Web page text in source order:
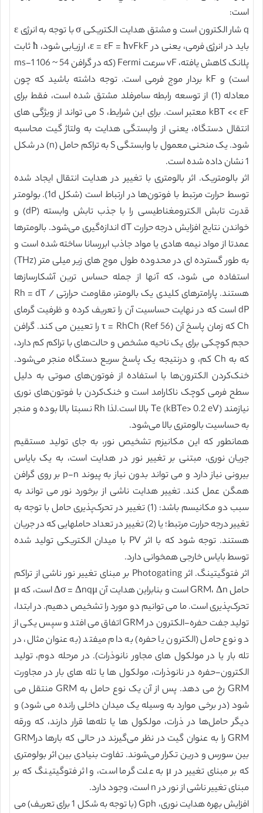
است:
q شار الکترون است و مشتق هدایت الکتریکی σ با توجه به انرژی ε
باید در انرژی فرمی، یعنی در ε = εF = ħvFkF، ارزیابی شود، ħ ثابت
پلانک کاهش یافته، vF سرعت Fermi (که در گرافن 54 ~ 106 ms-1
است) و kF بردار موج فرمی است. توجه داشته باشید که چون
معادله (1) از توسعه رابطه سامرفلد مشتق شده است، فقط برای
kBT << εF معتبر است. برای این شرایط، S می تواند از ویژگی های
انتقال دستگاه، یعنی از وابستگی هدایت به ولتاژ گیت محاسبه
شود. یک منحنی معمول با وابستگی S به تراکم حامل (n) در شکل
1 نشان داده شده است.
اثر بالومتریک. اثر بالومتری با تغییر در هدایت انتقال ایجاد شده
توسط حرارت مرتبط با فوتون‌ها در ارتباط است (شکل 1d). بولومتر
قدرت تابش الکترومغناطیسی را با جذب تابش وابسته (dP) و
خواندن نتایج افزایش درجه حرارت dT اندازه‌گیری می‌شود. بالومترها
عمدتا از مواد نیمه هادی یا مواد جاذب ابررسانا ساخته شده است و
به طور گسترده ای در محدوده طول موج های زیر میلی متر (THz)
استفاده می شود، که آنها از جمله حساس ترین آشکارسازها
هستند. پارامترهای کلیدی یک بالومتر، مقاومت حرارتی Rh = dT /
dP است که در نهایت حساسیت آن را تعریف کرده و ظرفیت گرمای
Ch که زمان پاسخ آن τ = RhCh (Ref 56) را تعیین می کند. گرافن
حجم کوچکی برای یک ناحیه مشخص و حالت‌های با تراکم کم دارد،
که به Ch کم، و درنتیجه یک پاسخ سریع دستگاه منجر می‌شود.
خنک‌کردن الکترون‌ها با استفاده از فوتون‌های صوتی به دلیل
سطح فرمی کوچک ناکارامد است و خنک‌کردن با فوتون‌های نوری
نیازمند Te (kBTe> 0.2 eV) بالا است.لذا Rh نسبتا بالا بوده و منجر
به حساسیت بالومتری بالا می‌شود.
همانطور که این مکانیزم تشخیص نور، به جای تولید مستقیم
جریان نوری، مبتنی بر تغییر نور در هدایت است، به یک بایاس
بیرونی نیاز دارد و می تواند بدون نیاز به پیوند p-n بر روی گرافن
همگن عمل کند. تغییر هدایت ناشی از برخورد نور می تواند به
سبب دو مکانیسم باشد: (1) تغییر در تحرک‌پذیری حامل با توجه به
تغییر درجه حرارت مرتبط؛ یا (2) تغییر در تعداد حاملهایی که در جریان
هستند. توجه شود که با اثر PV با میدان الکتریکی تولید شده
توسط بایاس خارجی همخوانی دارد.
اثر فتوگیتینگ. اثر Photogating بر مبنای تغییر نور ناشی از تراکم
حامل GRM، Δn است و بنابراین هدایت آن Δσ = Δnqμ است، که μ
تحرک‌پذیری است. ما می توانیم دو مورد را تشخیص دهیم. در ابتدا،
تولید جفت حفره-الکترون در GRM اتفاق می افتد و سپس یکی از
دو نوع حامل (الکترون یا حفره) به دام میفتد (به عنوان مثال، در
تله بار یا در مولکول های مجاور نانوذرات). در مرحله دوم، تولید
الکترون-حفره در نانوذرات، مولکول ها یا تله های بار در مجاورت
GRM رخ می دهد. پس از آن یک نوع حامل به GRM منتقل می
شود (در برخی موارد به وسیله یک میدان داخلی رانده می شود) و
دیگر حامل‌ها در ذرات، مولکول ها یا تله‌ها قرار دارند، که ورقه
GRM را به عنوان گیت در نظر می‌گیرند در حالی که بارها درGRM
بین سورس و درین تکرار می‌شوند. تفاوت بنیادی بین اثر بولومتری
که بر مبنای تغییر در μ به علت گرما است، و اثر فتوگیتینگ که بر
مبنای تغییر ناشی از نور در n است، وجود دارد.
افزایش بهره هدایت نوری، Gph (با توجه به شکل 1 برای تعریف) می